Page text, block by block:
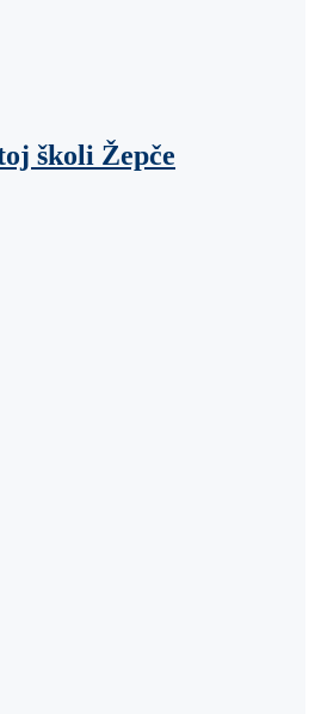
školi Žepče